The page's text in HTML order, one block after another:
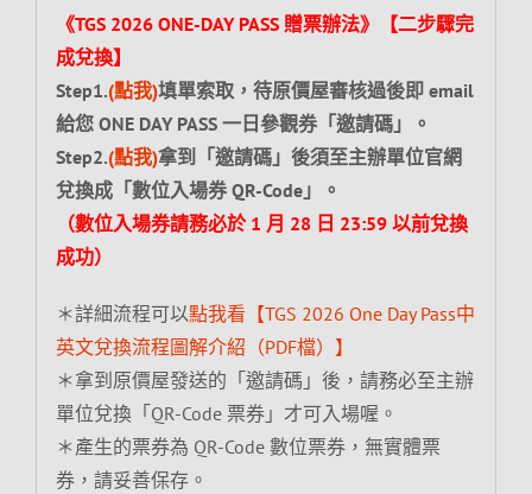
《TGS 2026 ONE-DAY PASS 贈票辦法》【二步驟完
成兌換】
Step1.(點我)填單索取，待原價屋審核過後即 email
給您 ONE DAY PASS 一日參觀券「邀請碼」。
Step2.(點我)拿到「邀請碼」後須至主辦單位官網
兌換成「數位入場券 QR-Code」。
（數位入場券請務必於 1 月 28 日 23:59 以前兌換
成功）
＊詳細流程可以點我看【TGS 2026 One Day Pass中
英文兌換流程圖解介紹（PDF檔）】
＊拿到原價屋發送的「邀請碼」後，請務必至主辦
單位兌換「QR-Code 票券」才可入場喔。
＊產生的票券為 QR-Code 數位票券，無實體票
券，請妥善保存。